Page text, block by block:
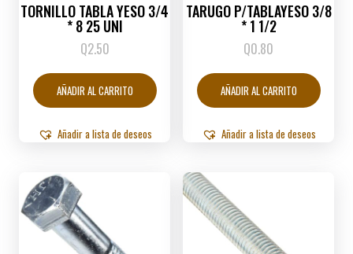
TORNILLO TABLA YESO 3/4
* 8 25 UNI
Q2.50
AÑADIR AL CARRITO
Añadir a lista de deseos
TARUGO P/TABLAYESO 3/8
* 1 1/2
Q0.80
AÑADIR AL CARRITO
Añadir a lista de deseos